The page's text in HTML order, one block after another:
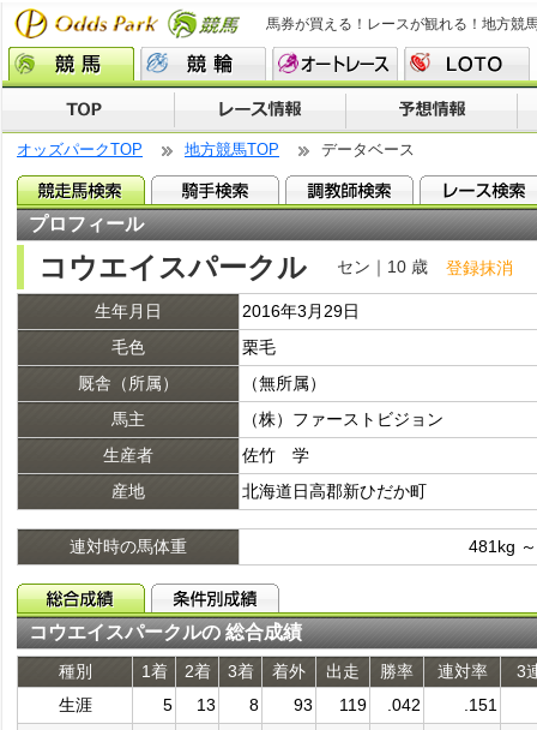
馬券が買える！レースが観れる！地方競
オッズパークTOP 地方競馬TOP データベース
プロフィール
コウエイスパークル セン｜10 歳 登録抹消
生年月日
2016年3月29日
毛色
栗毛
厩舎（所属）
（無所属）
馬主
（株）ファーストビジョン
生産者
佐竹 学
産地
北海道日高郡新ひだか町
連対時の馬体重 481kg
コウエイスパークルの 総合成績
種別 1着 2着 3着 着外 出走 勝率 連対率
3
生涯
5 13 8 93 119 .042
.151